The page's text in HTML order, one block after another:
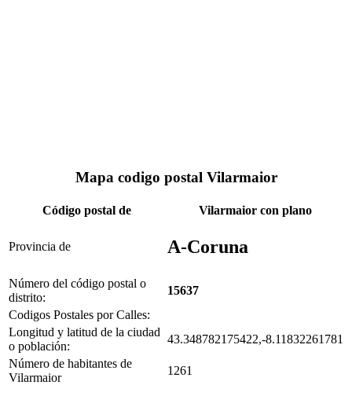
Mapa codigo postal Vilarmaior
Código postal de Vilarmaior con plano
Provincia de A-Coruna
Número del código postal o
distrito:
15637
Codigos Postales por Calles:
Longitud y latitud de la ciudad
o población:
43.348782175422,-8.11832261781
Número de habitantes de
Vilarmaior
1261